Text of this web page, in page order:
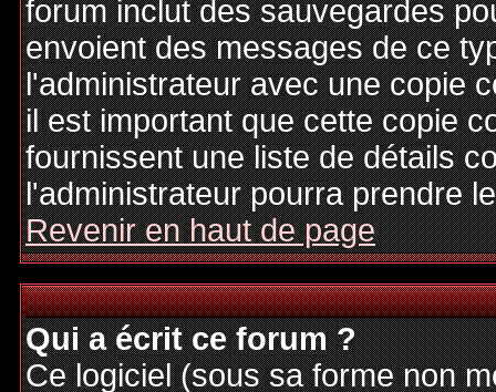
forum inclut des sauvegardes
envoient des messages de ce
l'administrateur avec une copie
il est important que cette copie
fournissent une liste de détails
l'administrateur pourra prendre
Revenir en haut de page
Qui a écrit ce forum ?
Ce logiciel (sous sa forme non